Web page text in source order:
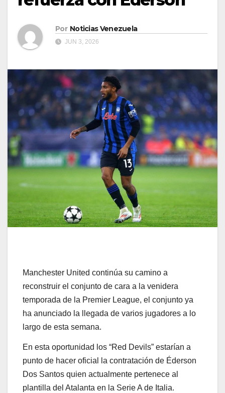
Por Noticias Venezuela
JUN 3, 2026
Manchester United continúa su camino a
reconstruir el conjunto de cara a la venidera
temporada de la Premier League, el conjunto ya
ha anunciado la llegada de varios jugadores a lo
largo de esta semana.
En esta oportunidad los “Red Devils” estarían a
punto de hacer oficial la contratación de Éderson
Dos Santos quien actualmente pertenece al
plantilla del Atalanta en la Serie A de Italia.